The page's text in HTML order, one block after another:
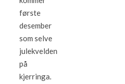
første
desember
som selve
julekvelden
på
kjerringa.